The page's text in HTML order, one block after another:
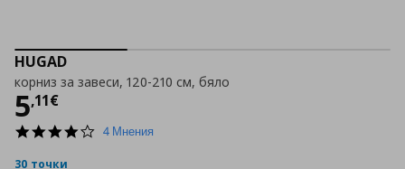
HUGAD
корниз за завеси, 120-210 см, бяло
5,11€
Цена
3.8
4 Мнения
30 точки